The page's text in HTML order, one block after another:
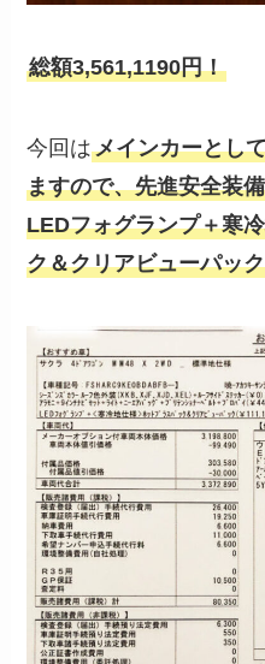
総額3,561,1190円！
今回はメインカーとし
ますので、先進安全装
LEDフォグランプ＋寒
ク＆クリアビューパッ